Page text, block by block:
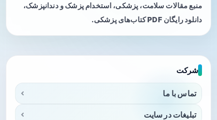
منبع مقالات سلامت، پزشکی، استخدام پزشک و دندانپزشک،
دانلود رایگان PDF کتاب‌های پزشکی.
شرکت
تماس با ما
تبلیغات در سایت